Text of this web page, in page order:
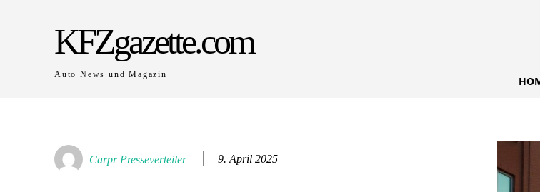
KFZgazette.com
Auto News und Magazin
Carpr Presseverteiler 9. April 2025